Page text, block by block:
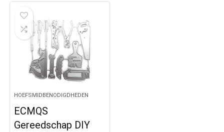
HOEFSMIDBENODIGDHEDEN
ECMQS
Gereedschap DIY